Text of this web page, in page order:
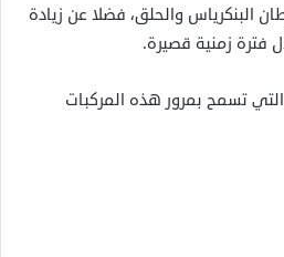
البنكرياس والحلق، فضلا عن زيادة
تسمح بمرور هذه المركبات